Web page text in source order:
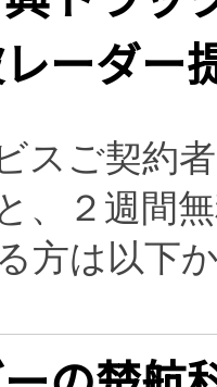
ーダー
スご契約
、２週間
方は以下